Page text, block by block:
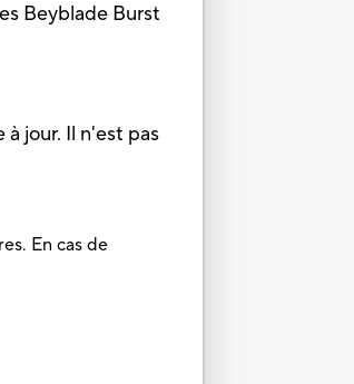
Beyblade Burst
jour. Il n'est pas
En cas de